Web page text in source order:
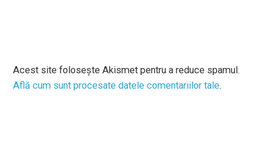
Acest site folosește Akismet pentru a reduce spamul.
Află cum sunt procesate datele comentariilor tale.